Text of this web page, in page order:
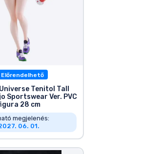
Előrendelhető
Tenitol Tall
Sportswear Ver. PVC
28 cm
megjelenés:
06. 01.